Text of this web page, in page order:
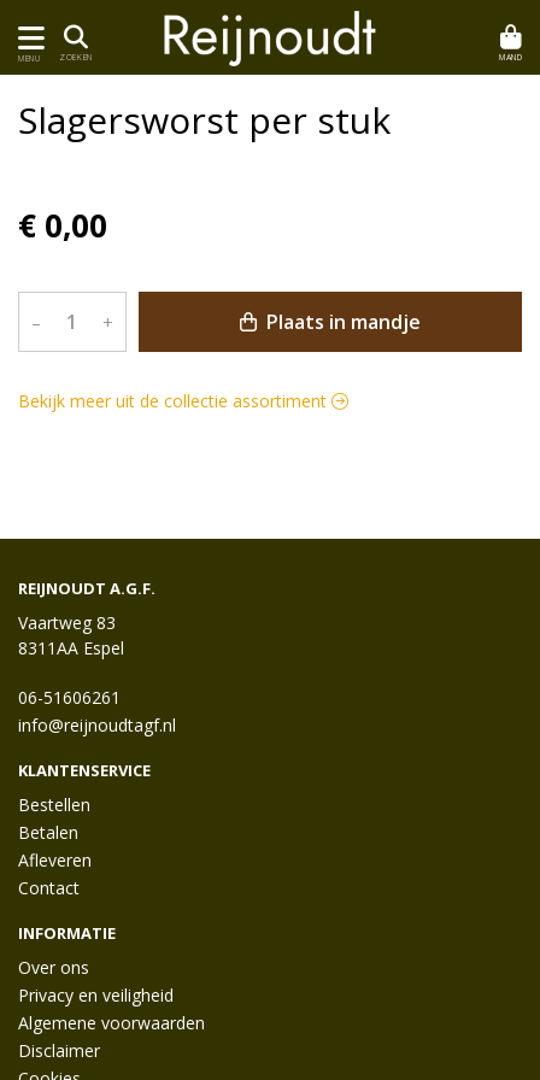
MENU ZOEKEN MAND
Slagersworst per stuk
€ 0,00
– + Plaats in mandje
Bekijk meer uit de collectie assortiment
REIJNOUDT A.G.F.
Vaartweg 83
8311AA Espel
06-51606261
info@reijnoudtagf.nl
KLANTENSERVICE
Bestellen
Betalen
Afleveren
Contact
INFORMATIE
Over ons
Privacy en veiligheid
Algemene voorwaarden
Disclaimer